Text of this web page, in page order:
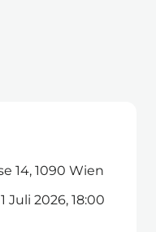
14, 1090 Wien
Juli 2026, 18:00